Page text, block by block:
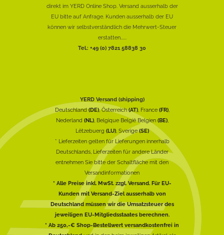
direkt im YERD Online Shop. Versand ausserhalb der
EU bitte auf Anfrage. Kunden ausserhalb der EU
können wir selbstverständlich die Mehrwert-Steuer
erstatten......
Tel.: +49 (0) 7821 58838 30
YERD Versand (shipping)
Deutschland(DE), Österreich(AT), France (FR),
Nederland (NL), Belgique België Belgien (BE),
Lëtzebuerg (LU), Sverige(SE)
* Lieferzeiten gelten für Lieferungen innerhalb
Deutschlands, Lieferzeiten für andere Länder
entnehmen Sie bitte der Schaltfläche mit den
Versandinformationen
* Alle Preise inkl. MwSt. zzgl. Versand. Für EU-
Kunden mit Versand-Ziel ausserhalb von
Deutschland müssen wir die Umsatzsteuer des
jeweiligen EU-Mitgliedsstaates berechnen.
* Ab 250,-€ Shop-Bestellwert versandkostenfrei in